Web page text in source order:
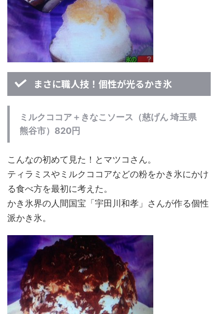
まさに職人技！個性が光るかき氷
ミルクココア＋きなこソース（慈げん 埼玉県
熊谷市）820円
こんなの初めて見た！とマツコさん。
ティラミスやミルクココアなどの粉をかき氷にかけ
る食べ方を最初に考えた。
かき氷界の人間国宝「宇田川和孝」さんが作る個性
派かき氷。